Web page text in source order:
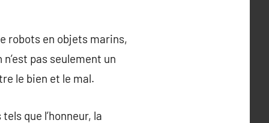
robots en objets marins,
pas seulement un
le bien et le mal.
que l’honneur, la